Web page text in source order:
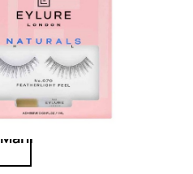
Viso/Labbra/Occhi
Corpo
Mani